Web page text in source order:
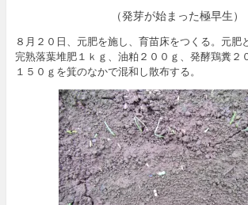
（発芽が始まった極早生）
８月２０日、元肥を施し、育苗床をつくる。元肥
完熟落葉堆肥１ｋｇ、油粕２００ｇ、発酵鶏糞２
１５０ｇを箕のなかで混和し散布する。